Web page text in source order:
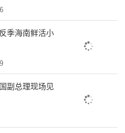
医药终端的专业服务体
深星级医师，常年下沉
测、推拿调理、健康科普
的线下驻店、便民服务模
钥匙健康驿站建设，为
务、健康科普输出标准
季海南鲜活小
副总理现场见